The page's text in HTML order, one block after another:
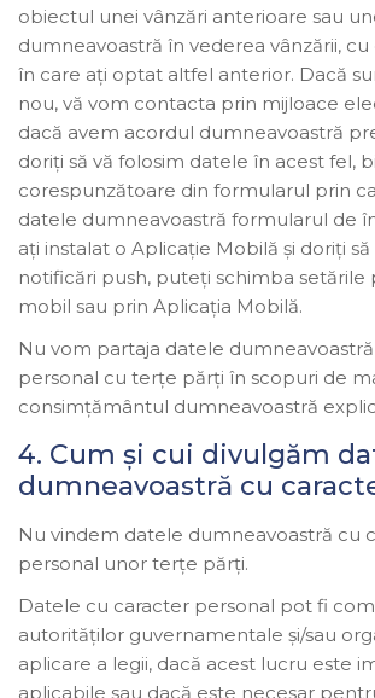
obiectul unei vânzări anterioare sau
dumneavoastră în vederea vânzării,
în care ați optat altfel anterior. Dacă
nou, vă vom contacta prin mijloace
dacă avem acordul dumneavoastră
doriți să vă folosim datele în acest fel,
corespunzătoare din formularul prin
datele dumneavoastră formularul de
ați instalat o Aplicație Mobilă și doriți
notificări push, puteți schimba setările
mobil sau prin Aplicația Mobilă.
Nu vom partaja datele
personal cu terțe părți în scopuri de
consimțământul dumneavoastră
4. Cum și cui divulgăm
dumneavoastră cu
Nu vindem datele dumneavoastră cu
personal unor terțe părți.
Datele cu caracter personal pot fi
autorităților guvernamentale și/sau
aplicare a legii, dacă acest lucru este
aplicabile sau dacă este necesar